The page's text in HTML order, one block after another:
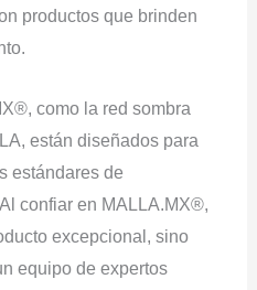
productos que brinden
como la red sombra
están diseñados para
estándares de
confiar en MALLA.MX®,
excepcional, sino
equipo de expertos